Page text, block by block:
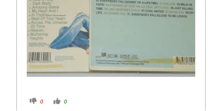
C0
C0